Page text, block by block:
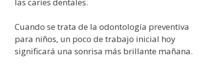
Cuando se trata de la odontología preventiva
para niños, un poco de trabajo inicial hoy
significará una sonrisa más brillante mañana.